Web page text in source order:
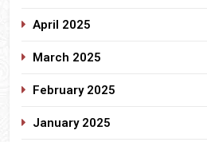
April 2025
March 2025
February 2025
January 2025